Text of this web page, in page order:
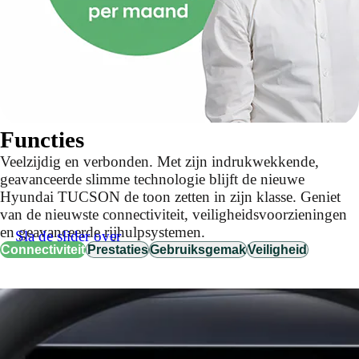
Functies
Veelzijdig en verbonden. Met zijn indrukwekkende,
geavanceerde slimme technologie blijft de nieuwe
Hyundai TUCSON de toon zetten in zijn klasse. Geniet
van de nieuwste connectiviteit, veiligheidsvoorzieningen
en geavanceerde rijhulpsystemen.
ConnectiviteitPrestatiesGebruiksgemakVeiligheid
Sla de slider over